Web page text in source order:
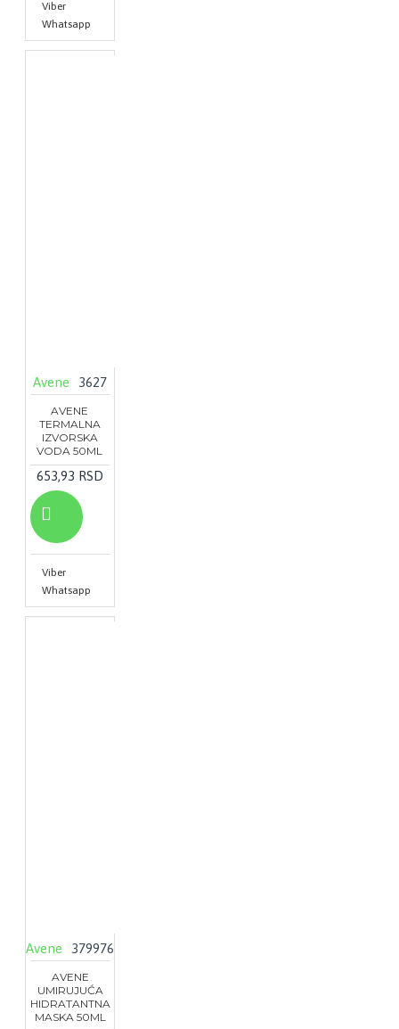
Viber
Whatsapp
Avene 3627
AVENE
TERMALNA
IZVORSKA
VODA 50ML
653,93 RSD
Viber
Whatsapp
Avene 379976
AVENE
UMIRUJUĆA
HIDRATANTNA
MASKA 50ML